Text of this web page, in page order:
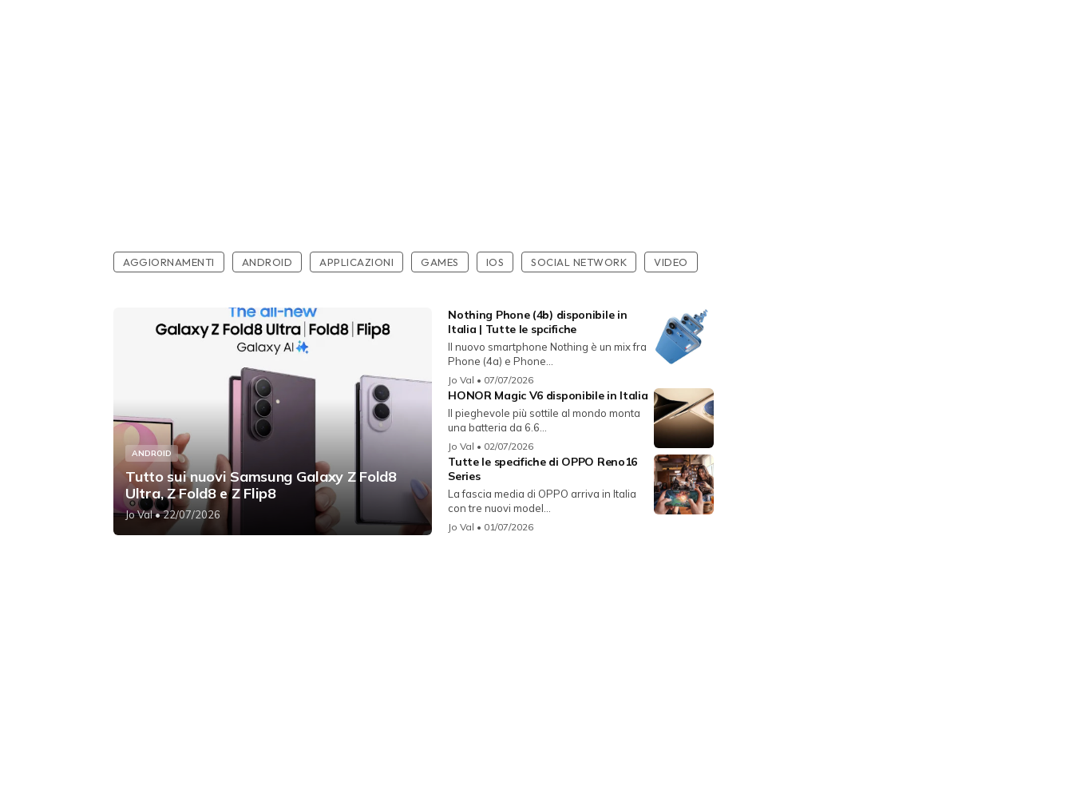
AGGIORNAMENTI ANDROID APPLICAZIONI GAMES IOS SOCIAL NETWORK VIDEO
ANDROID
Tutto sui nuovi Samsung Galaxy Z Fold8
Ultra, Z Fold8 e Z Flip8
Jo Val• 22/07/2026
Nothing Phone (4b) disponibile in
Italia | Tutte le spcifiche
Il nuovo smartphone Nothing è un mix fra
Phone (4a) e Phone...
Jo Val • 07/07/2026
HONOR Magic V6 disponibile in Italia
Il pieghevole più sottile al mondo monta
una batteria da 6.6...
Jo Val • 02/07/2026
Tutte le specifiche di OPPO Reno16
Series
La fascia media di OPPO arriva in Italia
con tre nuovi model...
Jo Val • 01/07/2026